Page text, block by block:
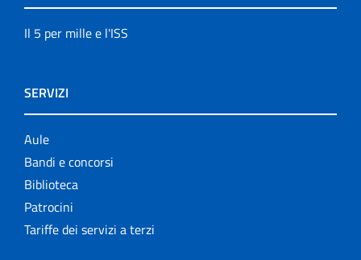
Il 5 per mille e l'ISS
SERVIZI
Aule
Bandi e concorsi
Biblioteca
Patrocini
Tariffe dei servizi a terzi